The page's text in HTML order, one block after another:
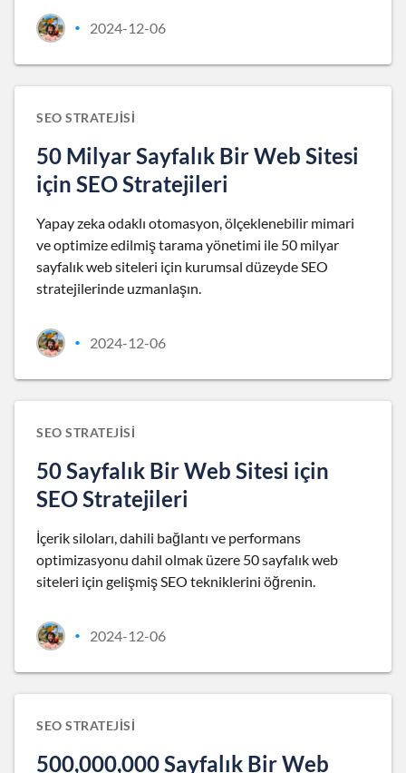
• 2024-12-06
SEO STRATEJISI
50 Milyar Sayfalık Bir Web Sitesi
için SEO Stratejileri
Yapay zeka odaklı otomasyon, ölçeklenebilir mimari
ve optimize edilmiş tarama yönetimi ile 50 milyar
sayfalık web siteleri için kurumsal düzeyde SEO
stratejilerinde uzmanlaşın.
• 2024-12-06
SEO STRATEJISI
50 Sayfalık Bir Web Sitesi için
SEO Stratejileri
İçerik siloları, dahili bağlantı ve performans
optimizasyonu dahil olmak üzere 50 sayfalık web
siteleri için gelişmiş SEO tekniklerini öğrenin.
• 2024-12-06
SEO STRATEJISI
500,000,000 Sayfalık Bir Web